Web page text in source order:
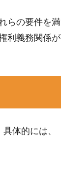
らの要件を満
利義務関係が
体的には、